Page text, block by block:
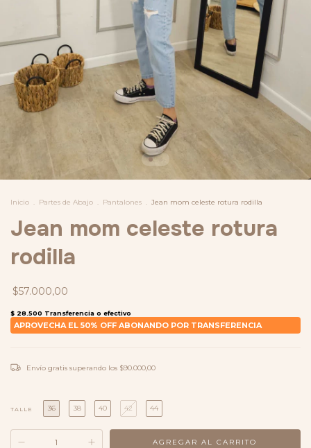
Inicio . Partes de Abajo . Pantalones . Jean mom celeste rotura rodilla
Jean mom celeste rotura
rodilla
$57.000,00
Envío gratis superando los $90.000,00
TALLE 36 38 40 42 44